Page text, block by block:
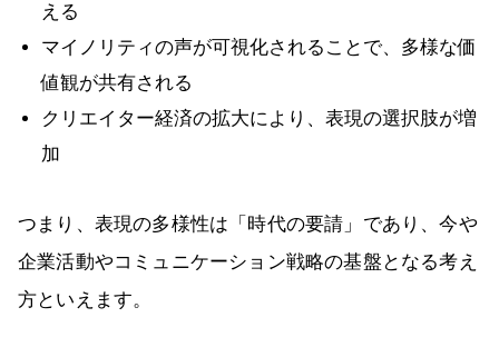
える
マイノリティの声が可視化されることで、多様な価
値観が共有される
クリエイター経済の拡大により、表現の選択肢が増
加
つまり、表現の多様性は「時代の要請」であり、今や
企業活動やコミュニケーション戦略の基盤となる考え
方といえます。